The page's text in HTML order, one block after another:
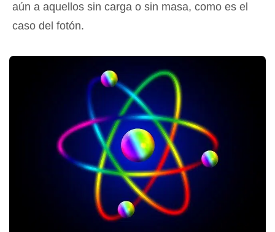
aún a aquellos sin carga o sin masa, como es el
caso del fotón.